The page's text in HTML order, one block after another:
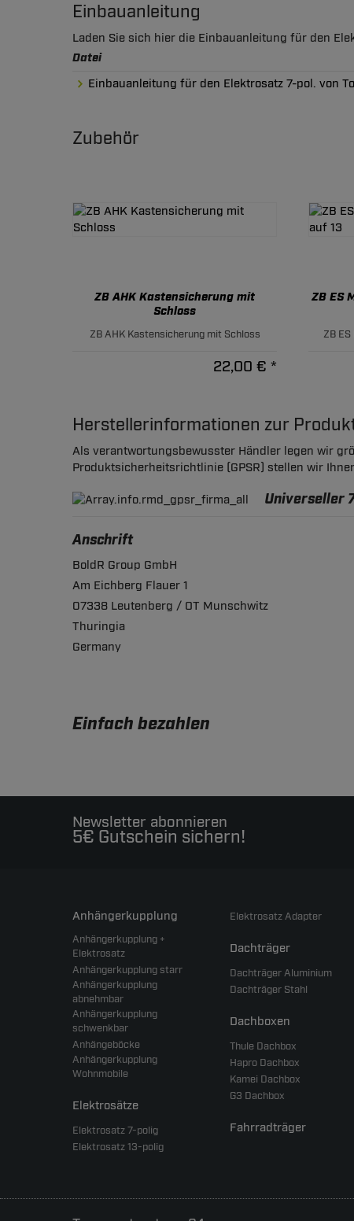
Einbauanleitung
Laden Sie sich hier die Einbauanleitung für den
Datei
Einbauanleitung für den Elektrosatz 7-pol. von
Zubehör
ZB AHK Kastensicherung mit
Schloss
ZB AHK Kastensicherung mit Schloss
22,00 € *
ZB ES
ZB
Herstellerinformationen zur
Als verantwortungsbewusster Händler legen wir
Produktsicherheitsrichtlinie (GPSR) stellen wir
Universeller
Anschrift
BoldR Group GmbH
Am Eichberg Flauer 1
07338 Leutenberg / OT Munschwitz
Thuringia
Germany
Einfach bezahlen
Newsletter abonnieren
5€ Gutschein sichern!
Anhängerkupplung
Anhängerkupplung +
Elektrosatz
Anhängerkupplung starr
Anhängerkupplung
abnehmbar
Anhängerkupplung
schwenkbar
Anhängeböcke
Anhängerkupplung
Wohnmobile
Elektrosätze
Elektrosatz 7-polig
Elektrosatz 13-polig
Elektrosatz Adapter
Dachträger
Dachträger Aluminium
Dachträger Stahl
Dachboxen
Thule Dachbox
Hapro Dachbox
Kamei Dachbox
G3 Dachbox
Fahrradträger